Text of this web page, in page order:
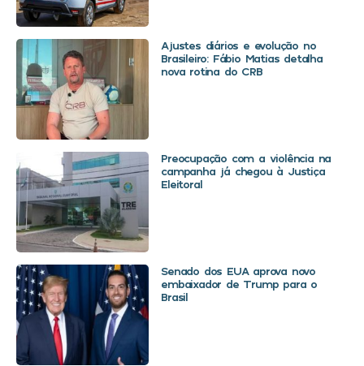
Ajustes diários e evolução no
Brasileiro: Fábio Matias detalha
nova rotina do CRB
Preocupação com a violência na
campanha já chegou à Justiça
Eleitoral
Senado dos EUA aprova novo
embaixador de Trump para o
Brasil